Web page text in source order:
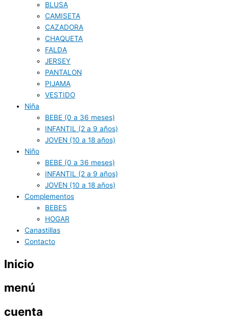
BLUSA
CAMISETA
CAZADORA
CHAQUETA
FALDA
JERSEY
PANTALON
PIJAMA
VESTIDO
Niña
BEBE (0 a 36 meses)
INFANTIL (2 a 9 años)
JOVEN (10 a 18 años)
Niño
BEBE (0 a 36 meses)
INFANTIL (2 a 9 años)
JOVEN (10 a 18 años)
Complementos
BEBES
HOGAR
Canastillas
Contacto
Inicio
menú
cuenta